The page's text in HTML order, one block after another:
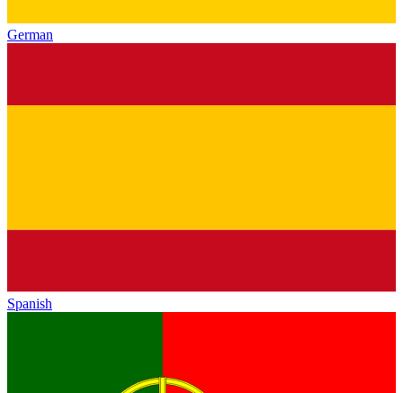
German
Spanish